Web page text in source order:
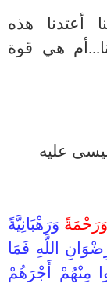
أعتدنا هذه
هي قوة
عليه
وَرَهْبَانِيَّةً
رِضْوَانِ اللَّهِ فَمَا
مِنْهُمْ أَجْرَهُمْ